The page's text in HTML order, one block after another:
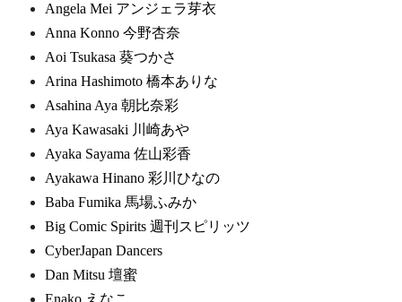
Angela Mei アンジェラ芽衣
Anna Konno 今野杏奈
Aoi Tsukasa 葵つかさ
Arina Hashimoto 橋本ありな
Asahina Aya 朝比奈彩
Aya Kawasaki 川崎あや
Ayaka Sayama 佐山彩香
Ayakawa Hinano 彩川ひなの
Baba Fumika 馬場ふみか
Big Comic Spirits 週刊スピリッツ
CyberJapan Dancers
Dan Mitsu 壇蜜